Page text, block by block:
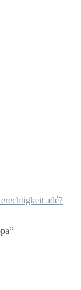
adé?